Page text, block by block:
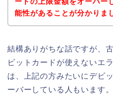
能性があることが分かりま
結構ありがちな話ですが、
ビットカードが使えないエ
は、上記の方みたいにデビ
ーバーしている人もいます。